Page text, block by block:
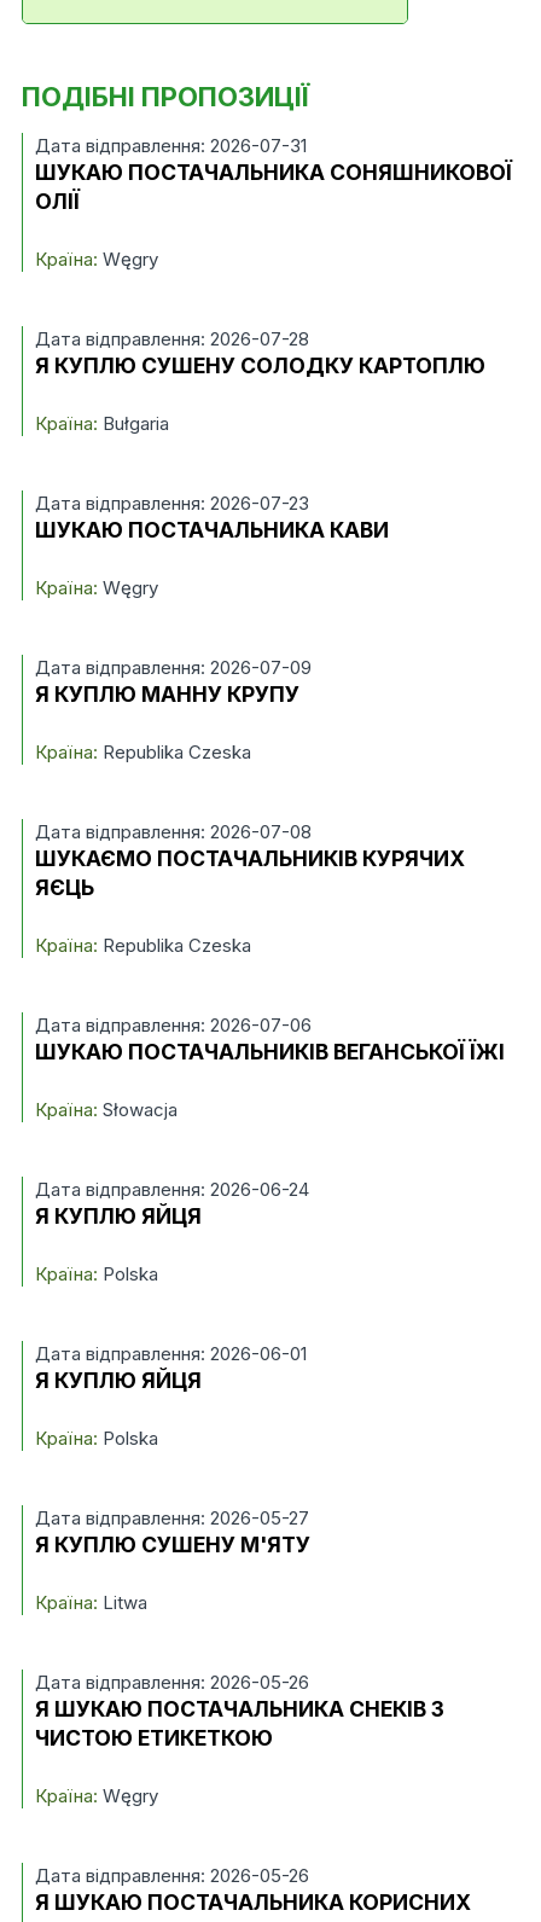
ПОДІБНІ ПРОПОЗИЦІЇ
Дата відправлення: 2026-07-31
ШУКАЮ ПОСТАЧАЛЬНИКА СОНЯШНИКОВОЇ
ОЛІЇ
Країна: Węgry
Дата відправлення: 2026-07-28
Я КУПЛЮ СУШЕНУ СОЛОДКУ КАРТОПЛЮ
Країна: Bułgaria
Дата відправлення: 2026-07-23
ШУКАЮ ПОСТАЧАЛЬНИКА КАВИ
Країна: Węgry
Дата відправлення: 2026-07-09
Я КУПЛЮ МАННУ КРУПУ
Країна: Republika Czeska
Дата відправлення: 2026-07-08
ШУКАЄМО ПОСТАЧАЛЬНИКІВ КУРЯЧИХ
ЯЄЦЬ
Країна: Republika Czeska
Дата відправлення: 2026-07-06
ШУКАЮ ПОСТАЧАЛЬНИКІВ ВЕГАНСЬКОЇ ЇЖІ
Країна: Słowacja
Дата відправлення: 2026-06-24
Я КУПЛЮ ЯЙЦЯ
Країна: Polska
Дата відправлення: 2026-06-01
Я КУПЛЮ ЯЙЦЯ
Країна: Polska
Дата відправлення: 2026-05-27
Я КУПЛЮ СУШЕНУ М'ЯТУ
Країна: Litwa
Дата відправлення: 2026-05-26
Я ШУКАЮ ПОСТАЧАЛЬНИКА СНЕКІВ З
ЧИСТОЮ ЕТИКЕТКОЮ
Країна: Węgry
Дата відправлення: 2026-05-26
Я ШУКАЮ ПОСТАЧАЛЬНИКА КОРИСНИХ